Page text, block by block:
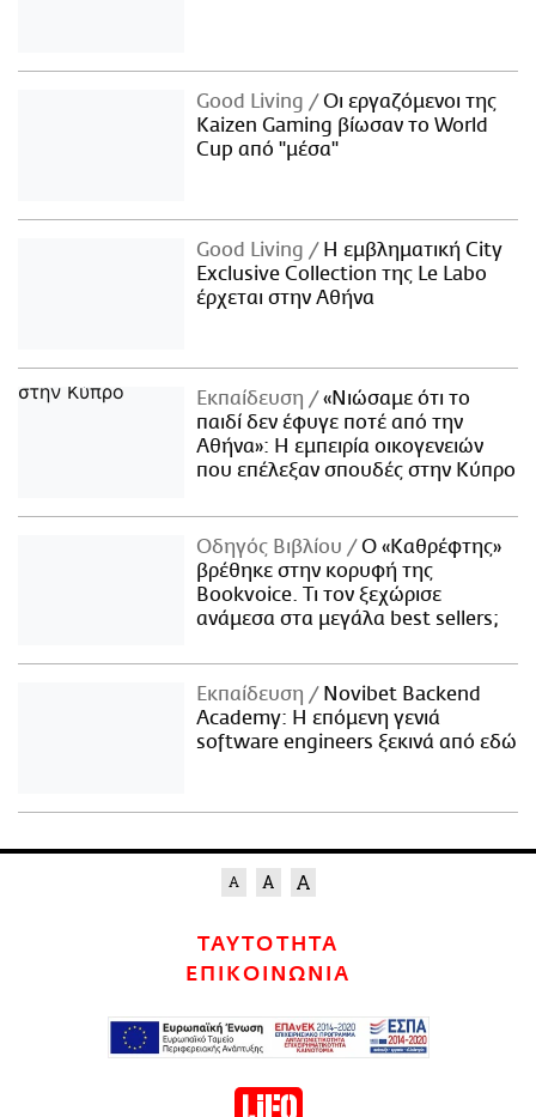
Good Living
Οι εργαζόμενοι της
Kaizen Gaming βίωσαν το World
Cup από "μέσα"
Good Living
Η εμβληματική City
Exclusive Collection της Le Labo
έρχεται στην Αθήνα
Εκπαίδευση
«Νιώσαμε ότι το
παιδί δεν έφυγε ποτέ από την
Αθήνα»: Η εμπειρία οικογενειών
που επέλεξαν σπουδές στην Κύπρο
Οδηγός Βιβλίου
Ο «Καθρέφτης»
βρέθηκε στην κορυφή της
Bookvoice. Τι τον ξεχώρισε
ανάμεσα στα μεγάλα best sellers;
Εκπαίδευση
Novibet Backend
Academy: Η επόμενη γενιά
software engineers ξεκινά από εδώ
ΤΑΥΤΟΤΗΤΑ
ΕΠΙΚΟΙΝΩΝΙΑ